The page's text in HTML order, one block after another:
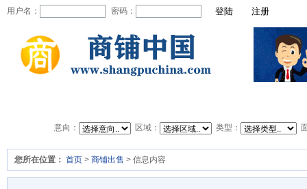
用户名： 密码：
意向： 区域： 类型：
您所在位置： 首页 > 商铺出售 > 信息内容